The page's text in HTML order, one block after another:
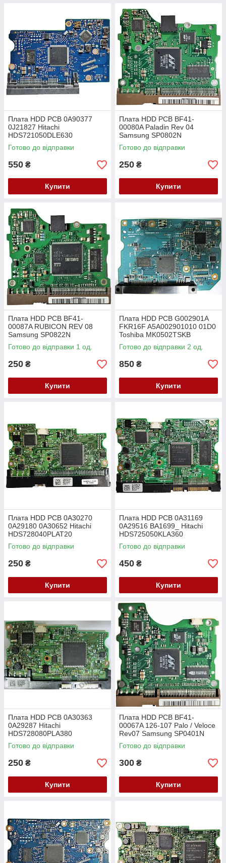
Плата HDD PCB 0A90377
0J21827 Hitachi
HDS721050DLE630
HDS721010DLE630
Готово до відправки
550 ₴
Купити
Плата HDD PCB BF41-
00080A Paladin Rev 04
Samsung SP0802N
Готово до відправки
250 ₴
Купити
Плата HDD PCB BF41-
00087A RUBICON REV 08
Samsung SP0822N
Готово до відправки 1 од.
250 ₴
Купити
Плата HDD PCB G002901A
FKR16F A5A002901010 01D0
Toshiba MK0502TSKB
MK1002TSKB MK2002TSKB
Готово до відправки 2 од.
850 ₴
Купити
Плата HDD PCB 0A30270
0A29180 0A30652 Hitachi
HDS728040PLAT20
HDS728080PLAT20
Готово до відправки
250 ₴
Купити
Плата HDD PCB 0A31169
0A29516 BA1699_ Hitachi
HDS725050KLA360
Готово до відправки
450 ₴
Купити
Плата HDD PCB 0A30363
0A29287 Hitachi
HDS728080PLA380
Готово до відправки
250 ₴
Купити
Плата HDD PCB BF41-
00067A 126-107 Palo / Veloce
Rev07 Samsung SP0401N
SP0802N SP1203N SP1604N
Готово до відправки
300 ₴
Купити